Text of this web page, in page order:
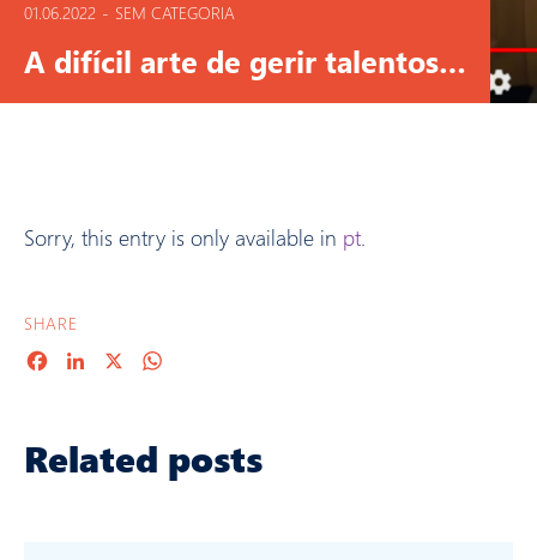
01.06.2022 - SEM CATEGORIA
A difícil arte de gerir talentos…
Sorry, this entry is only available in pt.
SHARE
FacebookLinkedIn
Related posts